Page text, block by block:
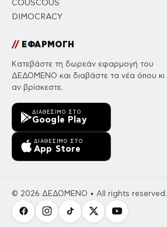
COUSCOUS
DIMOCRACY
//ΕΦΑΡΜΟΓΗ
Κατεβάστε τη δωρεάν εφαρμογή του
ΔΕΔΟΜΕΝΟ και διαβάστε τα νέα όπου κι
αν βρίσκεστε.
ΔΙΑΘΈΣΙΜΟ ΣΤΟ
Google Play
ΔΙΑΘΈΣΙΜΟ ΣΤΟ
App Store
© 2026 ΔΕΔΟΜΕΝΟ • All rights reserved.